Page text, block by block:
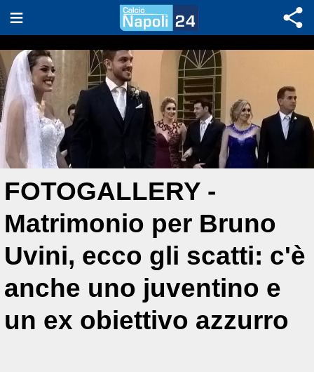
FOTOGALLERY -
Matrimonio per Bruno
Uvini, ecco gli scatti: c'è
anche uno juventino e
un ex obiettivo azzurro